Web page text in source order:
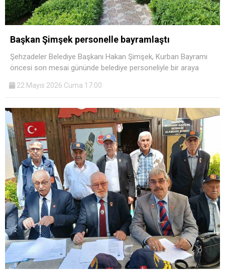
Başkan Şimşek personelle bayramlaştı
Şehzadeler Belediye Başkanı Hakan Şimşek, Kurban Bayramı
öncesi son mesai gününde belediye personeliyle bir araya
22 Mayıs 2026 Cuma 17:00